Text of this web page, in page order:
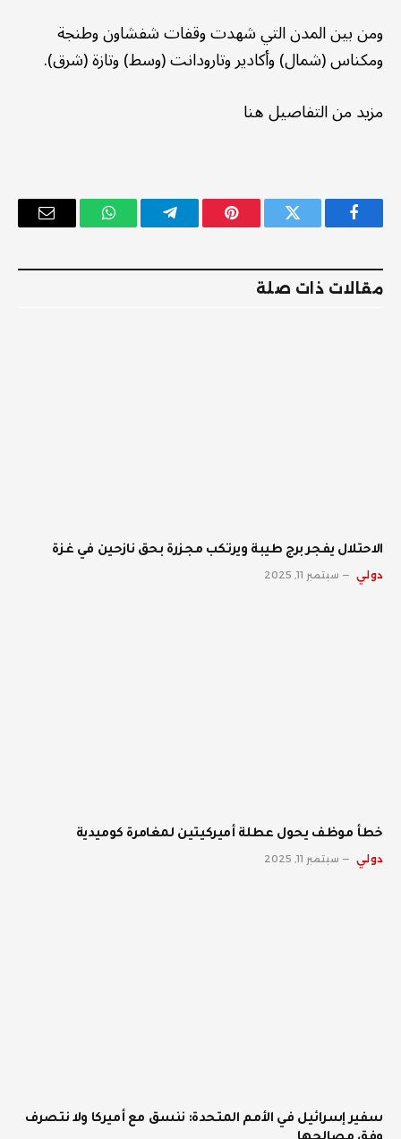
ومن بين المدن التي شهدت وقفات شفشاون وطنجة
ومكناس (شمال) وأكادير وتارودانت (وسط) وتازة (شرق).
مزيد من التفاصيل هنا
فيسبوك تويتر بينتيريستتيلقرام واتساب
البريد
مقالات ذات صلة
الاحتلال يفجر برج طيبة ويرتكب مجزرة بحق نازحين في غزة
دولي سبتمبر 11, 2025
خطأ موظف يحول عطلة أميركيتين لمغامرة كوميدية
دولي سبتمبر 11, 2025
سفير إسرائيل في الأمم المتحدة: ننسق مع أميركا ولا نتصرف